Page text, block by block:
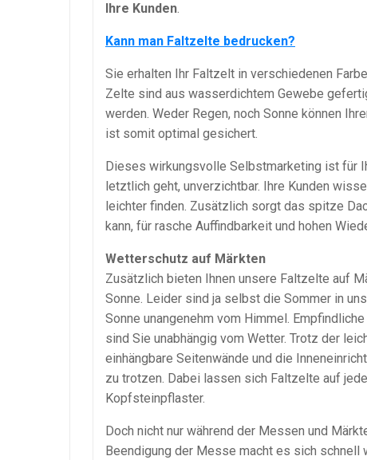
Ihre Kunden.
Kann man Faltzelte bedrucken?
Sie erhalten Ihr Faltzelt in verschiedenen
Zelte sind aus wasserdichtem Gewebe
werden. Weder Regen, noch Sonne können
ist somit optimal gesichert.
Dieses wirkungsvolle Selbstmarketing ist für
letztlich geht, unverzichtbar. Ihre Kunden
leichter finden. Zusätzlich sorgt das spitze
kann, für rasche Auffindbarkeit und hohen
Wetterschutz auf Märkten
Zusätzlich bieten Ihnen unsere Faltzelte auf
Sonne. Leider sind ja selbst die Sommer in
Sonne unangenehm vom Himmel.
sind Sie unabhängig vom Wetter. Trotz der
einhängbare Seitenwände und die
zu trotzen. Dabei lassen sich Faltzelte auf
Kopfsteinpflaster.
Doch nicht nur während der Messen und
Beendigung der Messe macht es sich